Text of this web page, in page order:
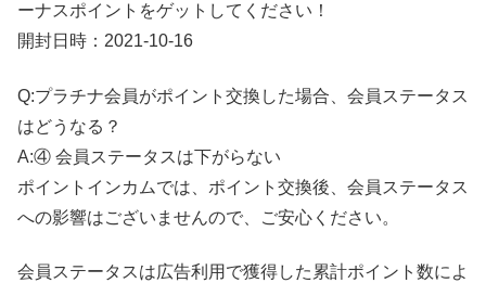
ーナスポイントをゲットしてください！
開封日時：2021-10-16
Q:プラチナ会員がポイント交換した場合、会員ステータス
はどうなる？
A:④ 会員ステータスは下がらない
ポイントインカムでは、ポイント交換後、会員ステータス
への影響はございませんので、ご安心ください。
会員ステータスは広告利用で獲得した累計ポイント数によ